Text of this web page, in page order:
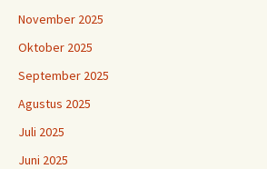
November 2025
Oktober 2025
September 2025
Agustus 2025
Juli 2025
Juni 2025